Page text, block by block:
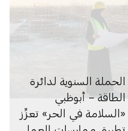
الحملة السنوية لدائرة
الطاقة – أبوظبي
«السلامة في الحر» تعزِّز